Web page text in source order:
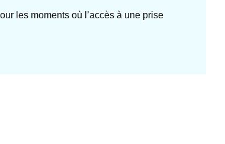
les moments où l’accès à une prise